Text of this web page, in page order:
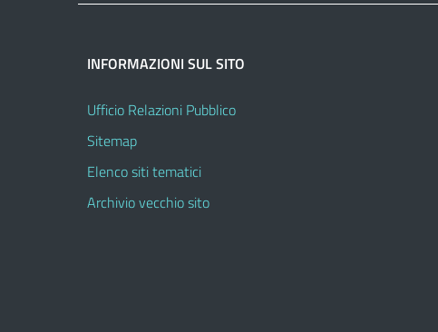
INFORMAZIONI SUL SITO
Ufficio Relazioni Pubblico
Sitemap
Elenco siti tematici
Archivio vecchio sito